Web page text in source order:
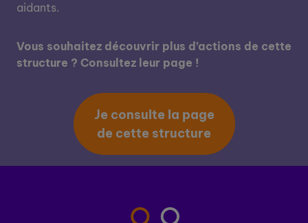
aidants.
Vous souhaitez découvrir plus d’actions de cette
structure ? Consultez leur page !
Je consulte la page
de cette structure